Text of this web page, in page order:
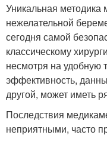
Уникальная методика
нежелательной
сегодня самой
классическому
несмотря на удобную
эффективность,
другой, может иметь
Последствия
неприятными, часто